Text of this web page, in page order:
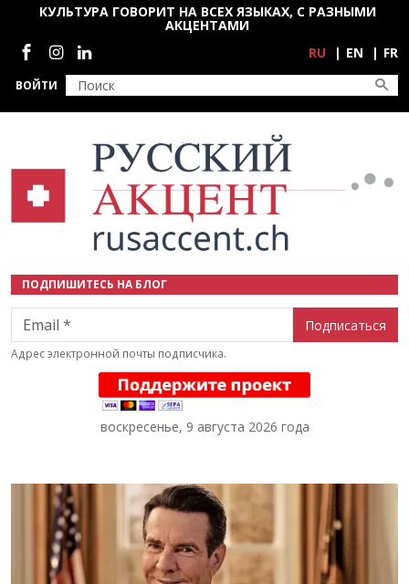
Перейти к основному содержанию
ВОЙТИ
КУЛЬТУРА ГОВОРИТ НА ВСЕХ ЯЗЫКАХ, С РАЗНЫМИ
АКЦЕНТАМИ
Социальные сети
RU EN FR
ПОДПИШИТЕСЬ НА БЛОГ
Email
Адрес электронной почты подписчика.
воскресенье, 9 августа 2026 года